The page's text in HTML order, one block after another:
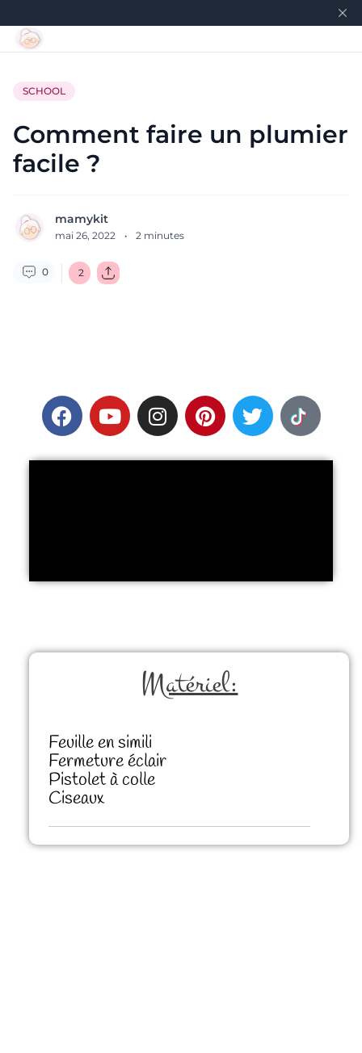
SCHOOL
Comment faire un plumier
facile ?
mamykit
mai 26, 2022 · 2 minutes
0 2
Matériel:
Feuille en simili
Fermeture éclair
Pistolet à colle
Ciseaux